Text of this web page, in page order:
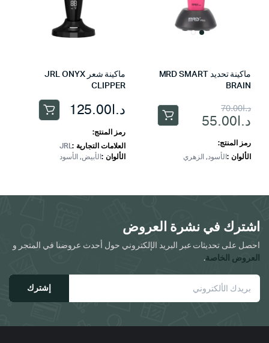
ماكينة تحديد MRD SMART
BRAIN
د.ا70.00
السعر
الأصلي
هو:
د.ا55.00
السعر
الحالي
هو:
هناك
من
لهذا
يمكن
اختيار
الخيارات
المنتج
رمز المنتج:
الألوان الأسود, الزهري
ماكينة شعر JRL ONYX
CLIPPER
د.ا125.00هناك
العديد
من
الأشكال
اختيار
الخيارات
صفحة
رمز المنتج:
العلامات التجارية
JRL
الألوان الأبيض, الأسود
اشترك في نشرة العروض
احصل على تحديثات عبر البريد الإلكتروني حول أحدث عروضنا في المتجر و
العروض الخاصة.
إشترك